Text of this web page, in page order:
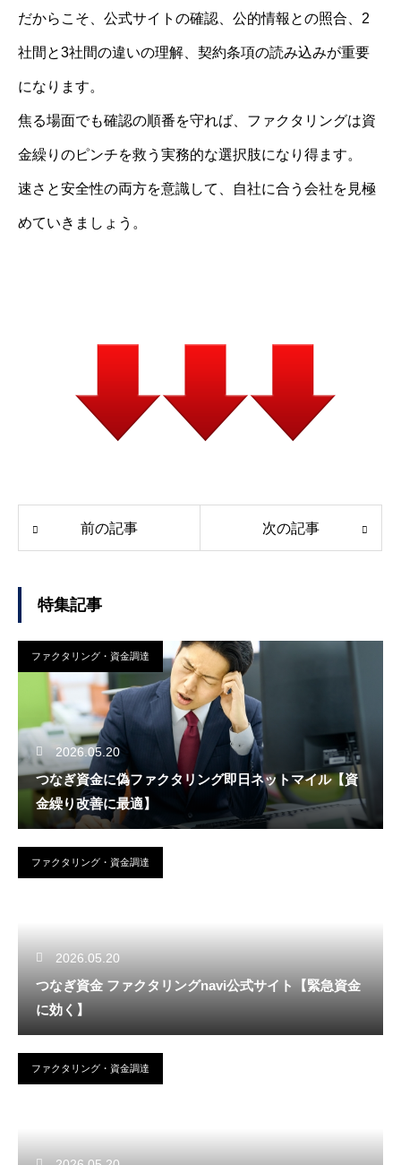
だからこそ、公式サイトの確認、公的情報との照合、2
社間と3社間の違いの理解、契約条項の読み込みが重要
になります。
焦る場面でも確認の順番を守れば、ファクタリングは資
金繰りのピンチを救う実務的な選択肢になり得ます。
速さと安全性の両方を意識して、自社に合う会社を見極
めていきましょう。
前の記事 次の記事
特集記事
ファクタリング・資金調達
2026.05.20
つなぎ資金に偽ファクタリング即日ネットマイル【資
金繰り改善に最適】
ファクタリング・資金調達
2026.05.20
つなぎ資金 ファクタリングnavi公式サイト【緊急資金
に効く】
ファクタリング・資金調達